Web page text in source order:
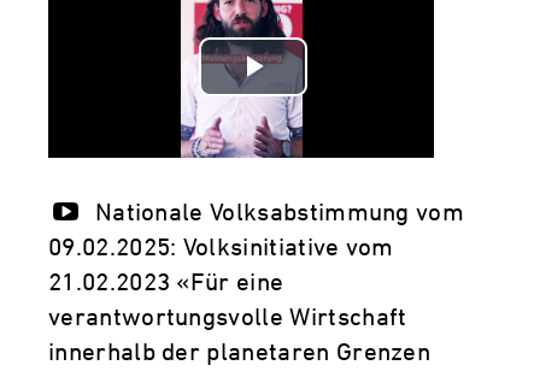
Video
abspielen
Nationale Volksabstimmung vom
09.02.2025: Volksinitiative vom
21.02.2023 «Für eine
verantwortungsvolle Wirtschaft
innerhalb der planetaren Grenzen